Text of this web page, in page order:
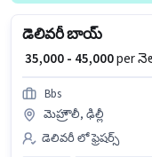
డెలివరీ బాయ్
₹ 35,000 - 45,000per
Bbs
మెహ్రౌలీ, ఢిల్లీ
డెలివరీ లో ఫ్రెషర్స్